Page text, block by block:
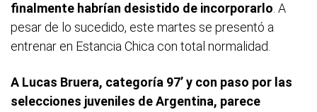
finalmente habrían desistido de incorporarlo. A
pesar de lo sucedido, este martes se presentó a
entrenar en Estancia Chica con total normalidad.
A Lucas Bruera, categoría 97’ y con paso por las
selecciones juveniles de Argentina, parece